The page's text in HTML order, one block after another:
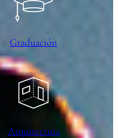
Graduación
Arquitectura